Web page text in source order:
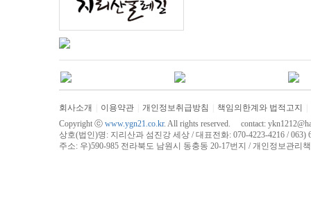
회사소개 이용약관 개인정보취급방침 책임의한계와 법적고지
Copyright ⓒ www.ygn21.co.kr. All rights reserved. contact:
상호(법인)명: 지리산과 섬진강 세상 / 대표전화: 070-4223-4216 / 063)
주소: 우)590-985 전라북도 남원시 동충동 20-17번지 / 개인정보관리